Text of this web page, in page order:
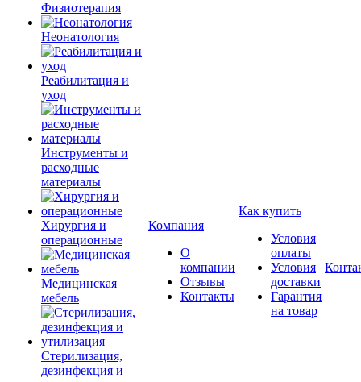
Физиотерапия
Неонатология
Реабилитация и
уход
Инструменты и
расходные
материалы
Хирургия и
операционные
Медицинская
мебель
Стерилизация,
дезинфекция и
Компания
О
компании
Отзывы
Контакты
Как купить
Условия
оплаты
Условия
доставки
Гарантия
на товар